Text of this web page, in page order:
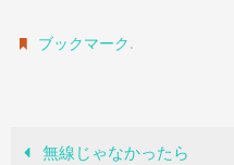
ブックマーク.
無線じゃなかったら